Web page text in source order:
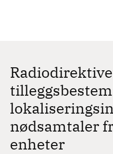
nødsamtaler
enheter